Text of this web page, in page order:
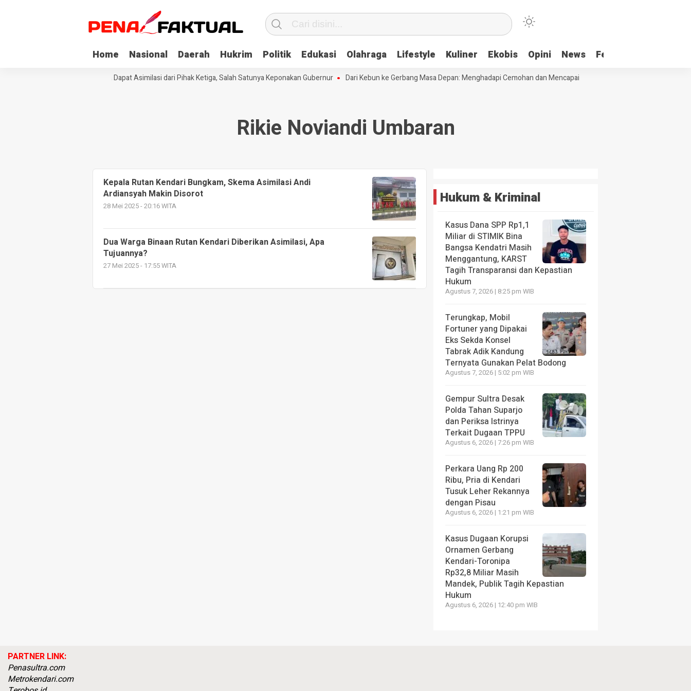
Home Nasional Daerah Hukrim Politik Edukasi Olahraga Lifestyle Kuliner Ekobis Opini News Feature
Tiga Napi Korupsi di Sultra Dapat Asimilasi dari Pihak Ketiga, Salah Satunya Keponakan Gubernur Dari Kebun ke Gerbang Masa Depan: Menghadapi Cemohan dan Mencapai Impian
Rikie Noviandi Umbaran
Kepala Rutan Kendari Bungkam, Skema Asimilasi Andi
Ardiansyah Makin Disorot
28 Mei 2025 - 20:16 WITA
Dua Warga Binaan Rutan Kendari Diberikan Asimilasi, Apa
Tujuannya?
27 Mei 2025 - 17:55 WITA
Hukum & Kriminal
Kasus Dana SPP Rp1,1
Miliar di STIMIK Bina
Bangsa Kendatri Masih
Menggantung, KARST
Tagih Transparansi dan Kepastian
Hukum
Agustus 7, 2026 | 8:25 pm WIB
Terungkap, Mobil
Fortuner yang Dipakai
Eks Sekda Konsel
Tabrak Adik Kandung
Ternyata Gunakan Pelat Bodong
Agustus 7, 2026 | 5:02 pm WIB
Gempur Sultra Desak
Polda Tahan Suparjo
dan Periksa Istrinya
Terkait Dugaan TPPU
Agustus 6, 2026 | 7:26 pm WIB
Perkara Uang Rp 200
Ribu, Pria di Kendari
Tusuk Leher Rekannya
dengan Pisau
Agustus 6, 2026 | 1:21 pm WIB
Kasus Dugaan Korupsi
Ornamen Gerbang
Kendari-Toronipa
Rp32,8 Miliar Masih
Mandek, Publik Tagih Kepastian
Hukum
Agustus 6, 2026 | 12:40 pm WIB
PARTNER LINK:
Penasultra.com
Metrokendari.com